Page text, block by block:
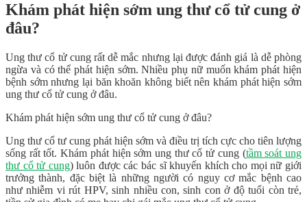
Khám phát hiện sớm ung thư cổ tử cung ở
đâu?
Ung thư cổ tử cung rất dễ mắc nhưng lại được đánh giá là dễ phòng
ngừa và có thể phát hiện sớm. Nhiều phụ nữ muốn khám phát hiện
bệnh sớm nhưng lại băn khoăn không biết nên khám phát hiện sớm
ung thư cổ tử cung ở đâu.
Khám phát hiện sớm ung thư cổ tử cung ở đâu?
Ung thư cổ tư cung phát hiện sớm và điều trị tích cực cho tiên lượng
sống rất tốt. Khám phát hiện sớm ung thư cổ tử cung (tầm soát ung
thư cổ tử cung) luôn được các bác sĩ khuyến khích cho mọi nữ giới
trưởng thành, đặc biệt là những người có nguy cơ mắc bệnh cao
như nhiễm vi rút HPV, sinh nhiều con, sinh con ở độ tuổi còn trẻ,